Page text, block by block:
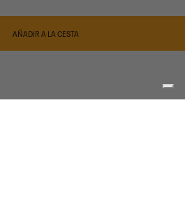
AÑADIR A LA CESTA